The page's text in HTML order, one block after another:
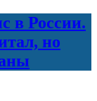
в России.
но